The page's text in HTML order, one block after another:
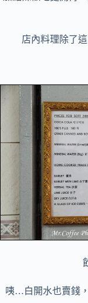
店內料理除了
咦…白開水也賣錢